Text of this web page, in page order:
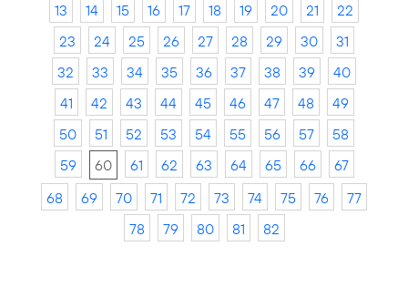
13
14 15 16 17 18 19 20 21
22
23
24 25 26 27 28 29 30
31
32
33 34 35 36 37 38 39
40
41
42 43 44 45 46 47 48
49
50
51 52 53 54 55 56 57
58
59
60 61 62 63 64 65 66
67
68
69 70 71 72 73 74 75 76
77
78
79 80 81 82